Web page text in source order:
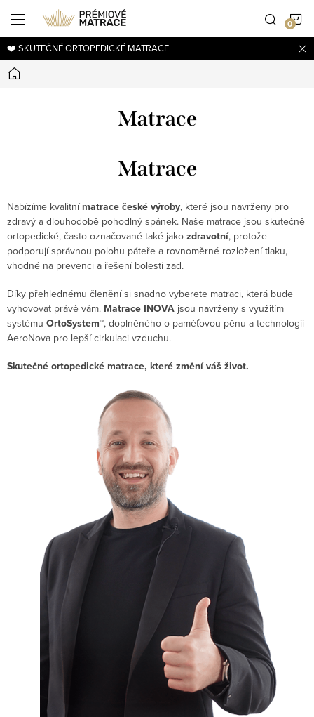
obsah
❤️ SKUTEČNÉ ORTOPEDICKÉ MATRACE
Domů
Matrace
Matrace
Nabízíme kvalitní matrace české výroby, které jsou navrženy pro
zdravý a dlouhodobě pohodlný spánek. Naše matrace jsou skutečně
ortopedické, často označované také jako zdravotní, protože
podporují správnou polohu páteře a rovnoměrné rozložení tlaku,
vhodné na prevenci a řešení bolesti zad.
Díky přehlednému členění si snadno vyberete matraci, která bude
vyhovovat právě vám. Matrace INOVA jsou navrženy s využitím
systému OrtoSystem™, doplněného o paměťovou pěnu a technologii
AeroNova pro lepší cirkulaci vzduchu.
Skutečné ortopedické matrace, které změní váš život.